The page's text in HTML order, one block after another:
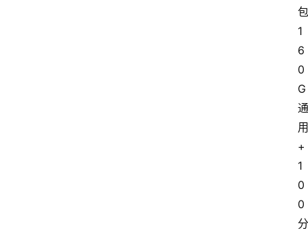
包
1
6
0
G
通
用
+
1
0
0
分